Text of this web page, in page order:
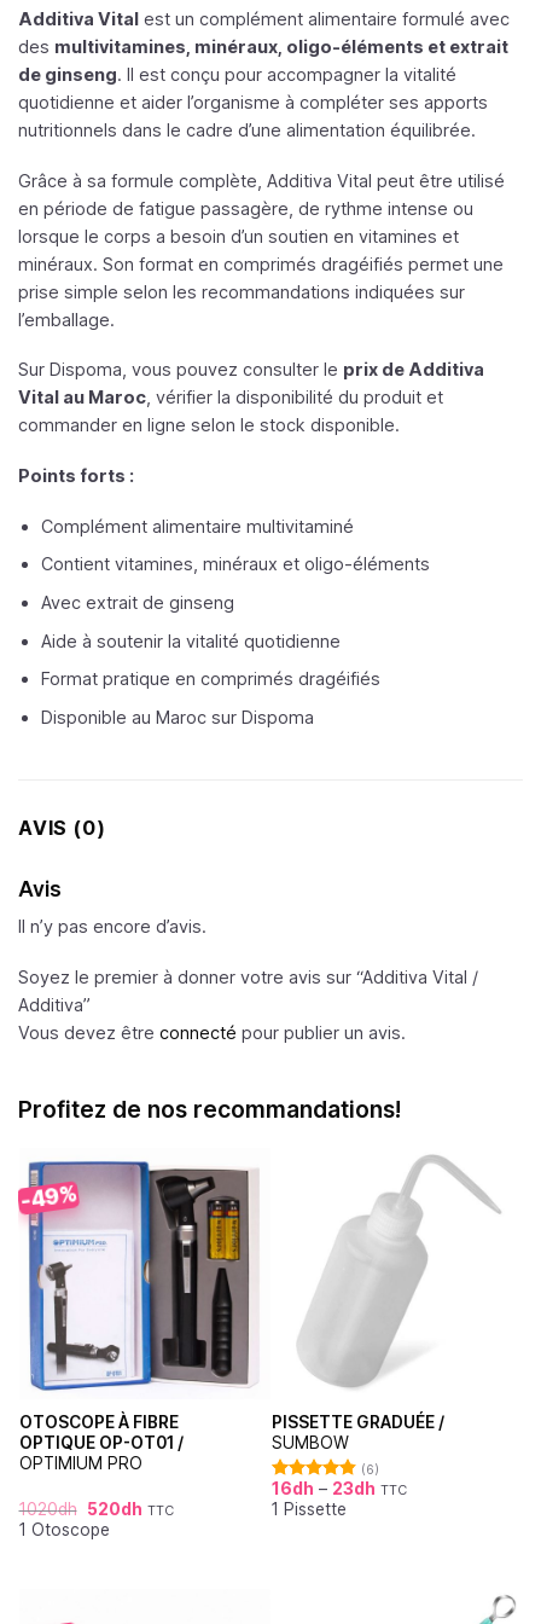
Additiva Vital est un complément alimentaire formulé avec
des multivitamines, minéraux, oligo-éléments et extrait
de ginseng. Il est conçu pour accompagner la vitalité
quotidienne et aider l’organisme à compléter ses apports
nutritionnels dans le cadre d’une alimentation équilibrée.
Grâce à sa formule complète, Additiva Vital peut être utilisé
en période de fatigue passagère, de rythme intense ou
lorsque le corps a besoin d’un soutien en vitamines et
minéraux. Son format en comprimés dragéifiés permet une
prise simple selon les recommandations indiquées sur
l’emballage.
Sur Dispoma, vous pouvez consulter le prix de Additiva
Vital au Maroc , vérifier la disponibilité du produit et
commander en ligne selon le stock disponible.
Points forts :
Complément alimentaire multivitaminé
Contient vitamines, minéraux et oligo-éléments
Avec extrait de ginseng
Aide à soutenir la vitalité quotidienne
Format pratique en comprimés dragéifiés
Disponible au Maroc sur Dispoma
AVIS (0)
Avis
Il n’y pas encore d’avis.
Soyez le premier à donner votre avis sur “Additiva Vital /
Additiva”
Vous devez être connecté pour publier un avis.
Profitez de nos recommandations!
-49%
OTOSCOPE À FIBRE
OPTIQUE OP-OT01 /
OPTIMIUM PRO
1020dh 520dh TTC
1 Otoscope
PISSETTE GRADUÉE /
SUMBOW
Note4.83
sur 5
(6)
16dh – 23dh TTC
1 Pissette